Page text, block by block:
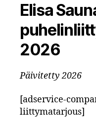
Elisa
2026
Päivitetty 2026
[adservice-
liittymatarjous]